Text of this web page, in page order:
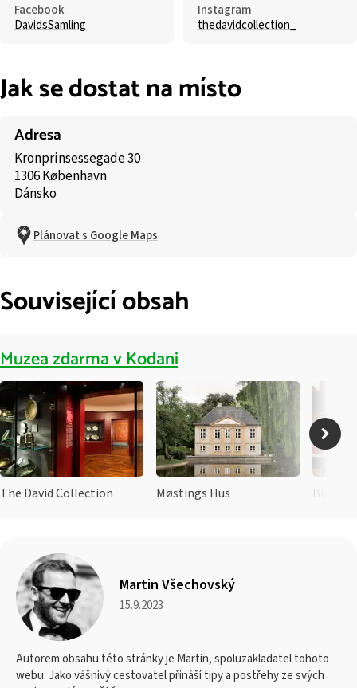
Facebook
DavidsSamling
Instagram
thedavidcollection_
Jak se dostat na místo
Adresa
Kronprinsessegade 30
1306 København
Dánsko
Plánovat s Google Maps
Související obsah
Muzea zdarma v Kodani
The David Collection Møstings Hus Black
Martin Všechovský
15.9.2023
Autorem obsahu této stránky je Martin, spoluzakladatel tohoto
webu. Jako vášnivý cestovatel přináší tipy a postřehy ze svých